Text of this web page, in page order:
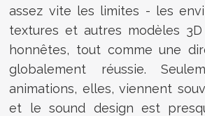
assez vite les limites - les
textures et autres modèles
honnêtes, tout comme une
globalement réussie.
animations, elles, viennent
et le sound design est